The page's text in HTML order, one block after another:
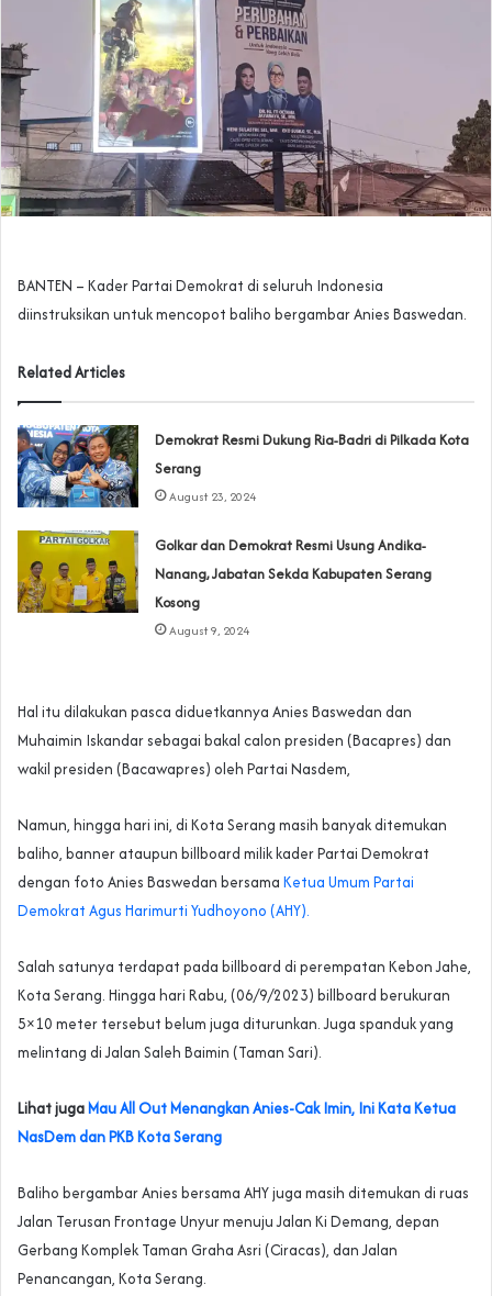
BANTEN – Kader Partai Demokrat di seluruh Indonesia
diinstruksikan untuk mencopot baliho bergambar Anies Baswedan.
Related Articles
Demokrat Resmi Dukung Ria-Badri di Pilkada Kota
Serang
August 23, 2024
Golkar dan Demokrat Resmi Usung Andika-
Nanang, Jabatan Sekda Kabupaten Serang
Kosong
August 9, 2024
Hal itu dilakukan pasca diduetkannya Anies Baswedan dan
Muhaimin Iskandar sebagai bakal calon presiden (Bacapres) dan
wakil presiden (Bacawapres) oleh Partai Nasdem,
Namun, hingga hari ini, di Kota Serang masih banyak ditemukan
baliho, banner ataupun billboard milik kader Partai Demokrat
dengan foto Anies Baswedan bersama Ketua Umum Partai
Demokrat Agus Harimurti Yudhoyono (AHY).
Salah satunya terdapat pada billboard di perempatan Kebon Jahe,
Kota Serang. Hingga hari Rabu, (06/9/2023) billboard berukuran
5×10 meter tersebut belum juga diturunkan. Juga spanduk yang
melintang di Jalan Saleh Baimin (Taman Sari).
Lihat jugaMau All Out Menangkan Anies-Cak Imin, Ini Kata Ketua
NasDem dan PKB Kota Serang
Baliho bergambar Anies bersama AHY juga masih ditemukan di ruas
Jalan Terusan Frontage Unyur menuju Jalan Ki Demang, depan
Gerbang Komplek Taman Graha Asri (Ciracas), dan Jalan
Penancangan, Kota Serang.